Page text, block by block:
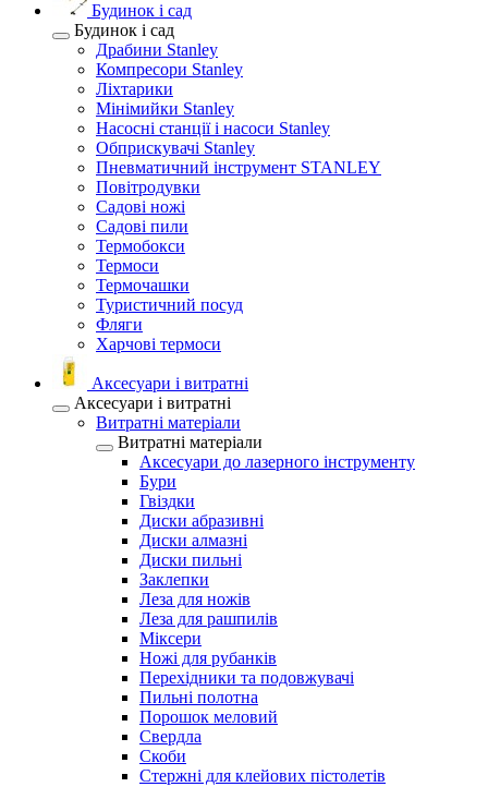
Будинок і сад
Будинок і сад
Драбини Stanley
Компресори Stanley
Ліхтарики
Мінімийки Stanley
Насосні станції і насоси Stanley
Обприскувачі Stanley
Пневматичний інструмент STANLEY
Повітродувки
Садові ножі
Садові пили
Термобокси
Термоси
Термочашки
Туристичний посуд
Фляги
Харчові термоси
Аксесуари і витратні
Аксесуари і витратні
Витратні матеріали
Витратні матеріали
Аксесуари до лазерного інструменту
Бури
Гвіздки
Диски абразивні
Диски алмазні
Диски пильні
Заклепки
Леза для ножів
Леза для рашпилів
Міксери
Ножі для рубанків
Перехідники та подовжувачі
Пильні полотна
Порошок меловий
Свердла
Скоби
Стержні для клейових пістолетів